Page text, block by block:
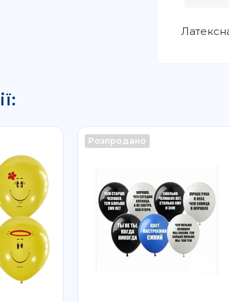
Розпродано